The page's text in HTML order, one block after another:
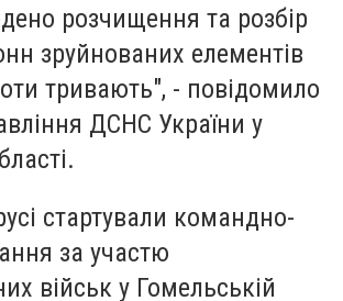
розчищення та розбір
зруйнованих елементів
тривають", - повідомило
ДСНС України у
стартували командно-
за участю
військ у Гомельській